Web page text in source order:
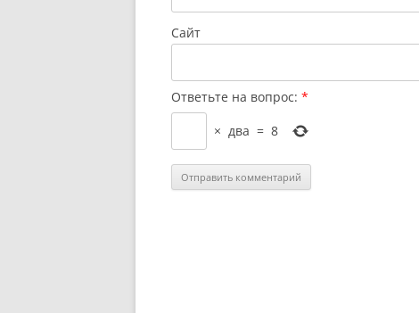
Сайт
Ответьте на вопрос: *
× два = 8